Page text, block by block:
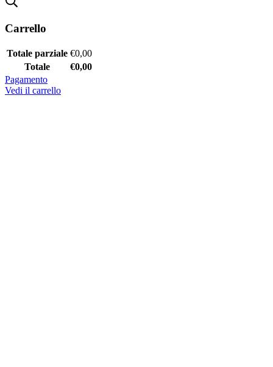
Carrello
Totale parziale €0,00
Totale
€0,00
Pagamento
Vedi il carrello